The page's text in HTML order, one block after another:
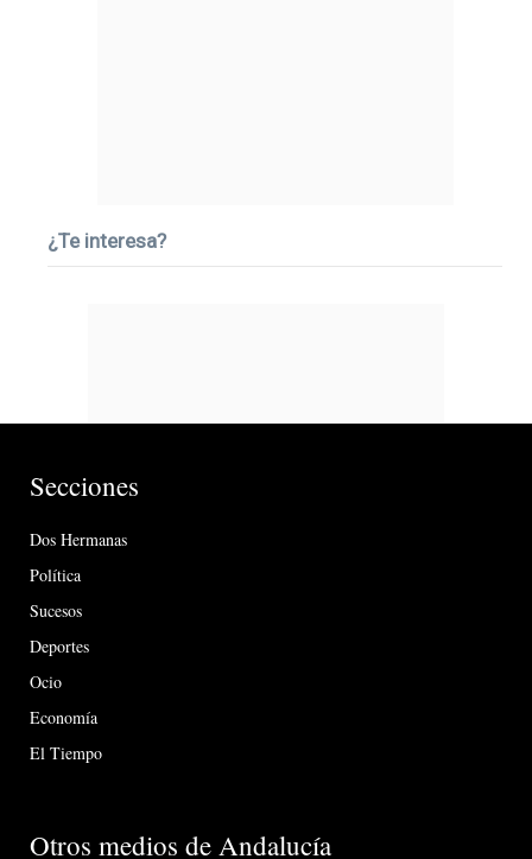
¿Te interesa?
Secciones
Dos Hermanas
Política
Sucesos
Deportes
Ocio
Economía
El Tiempo
Otros medios de Andalucía